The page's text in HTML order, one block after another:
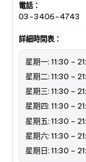
電話：
03-3406-4743
詳細時間表：
星期一: 11:30 –
星期二: 11:30 –
星期三: 11:30 –
星期四: 11:30 –
星期五: 11:30 –
星期六: 11:30 –
星期日: 11:30 –